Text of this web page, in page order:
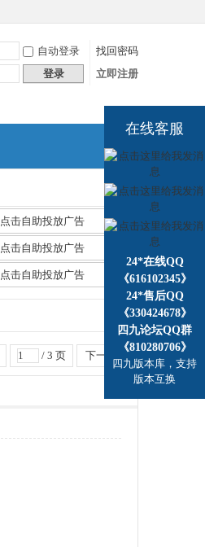
自动登录
找回密码
登录 立即注册
捷导
航
点击自助投放广告
点击自助投放广告
点击自助投放广告
/ 3 页 下一页
在线客服
24*在线QQ
《616102345》
24*售后QQ
《330424678》
四九论坛QQ群
《810280706》
四九版本库，支持
版本互换